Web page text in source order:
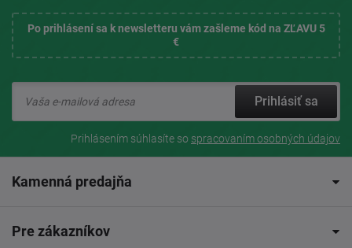
Po prihlásení sa k newsletteru vám zašleme kód na ZĽAVU 5
€
Prihlásiť sa
Prihlásením súhlasíte so spracovaním osobných údajov
Kamenná predajňa
Pre zákazníkov